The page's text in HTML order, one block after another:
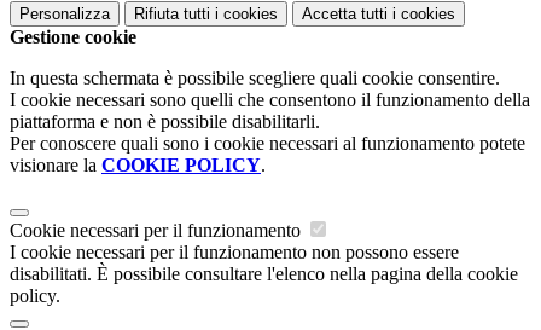
Personalizza Rifiuta tutti i cookies Accetta tutti i cookies
Gestione cookie
In questa schermata è possibile scegliere quali cookie consentire.
I cookie necessari sono quelli che consentono il funzionamento della
piattaforma e non è possibile disabilitarli.
Per conoscere quali sono i cookie necessari al funzionamento potete
visionare la COOKIE POLICY.
Cookie necessari per il funzionamento
I cookie necessari per il funzionamento non possono essere
disabilitati. È possibile consultare l'elenco nella pagina della cookie
policy.